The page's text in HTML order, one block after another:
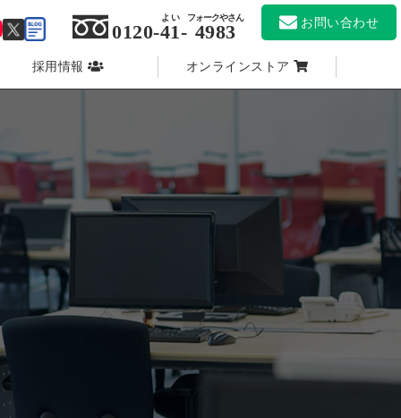
0120-41
よい
- 4983
フォークやさん お問い合わせ
採用情報 オンラインストア